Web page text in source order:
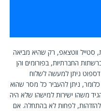
סטייל ווטצאפ, רק שהיא מביאה
החברתיות, בפורומים והן
ניתן למעשה לשלוח
כלומר, ניתן להעביר כל מסר שהוא
משהו ישירות למישהו שלא היה
להזדהות, לפחות לא בהתחלה. אם